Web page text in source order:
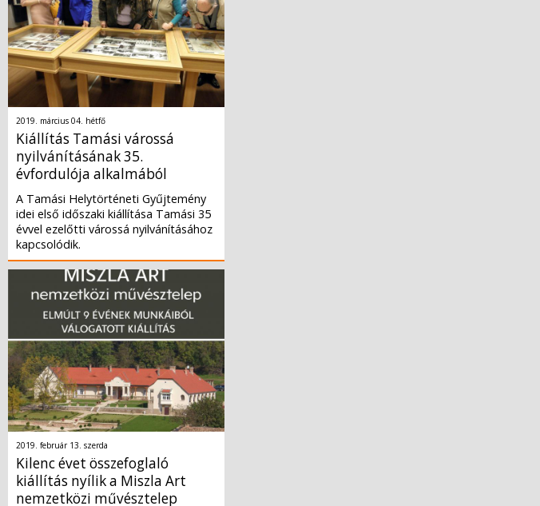
2019. március 04. hétfő
Kiállítás Tamási várossá
nyilvánításának 35.
évfordulója alkalmából
A Tamási Helytörténeti Gyűjtemény
idei első időszaki kiállítása Tamási 35
évvel ezelőtti várossá nyilvánításához
kapcsolódik.
2019. február 13. szerda
Kilenc évet összefoglaló
kiállítás nyílik a Miszla Art
nemzetközi művésztelep